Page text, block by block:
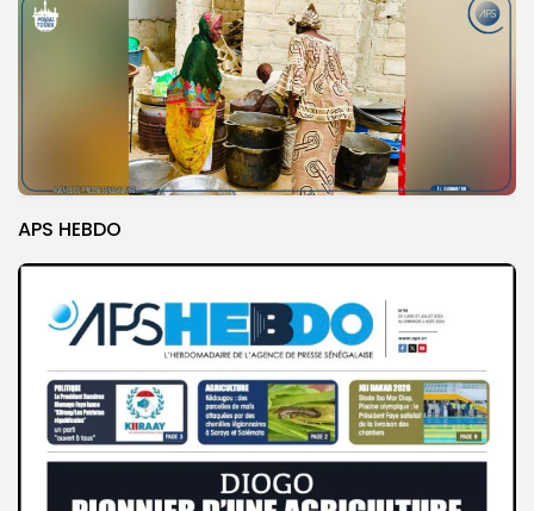
APS HEBDO